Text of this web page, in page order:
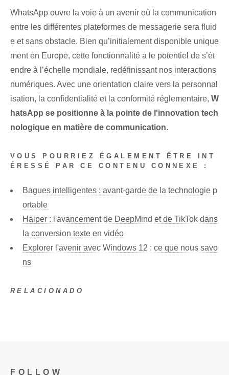
WhatsApp ouvre la voie à un avenir où la communication
entre les différentes plateformes de messagerie sera fluid
e et sans obstacle. Bien qu’initialement disponible unique
ment en Europe, cette fonctionnalité a le potentiel de s’ét
endre à l’échelle mondiale, redéfinissant nos interactions
numériques. Avec une orientation claire vers la personnal
isation, la confidentialité et la conformité réglementaire, W
hatsApp se positionne à la pointe de l'innovation tech
nologique en matière de communication.
VOUS POURRIEZ ÉGALEMENT ÊTRE INT
ÉRESSÉ PAR CE CONTENU CONNEXE :
Bagues intelligentes : avant-garde de la technologie p
ortable
Haiper : l'avancement de DeepMind et de TikTok dans
la conversion texte en vidéo
Explorer l'avenir avec Windows 12 : ce que nous savo
ns
RELACIONADO
FOLLOW